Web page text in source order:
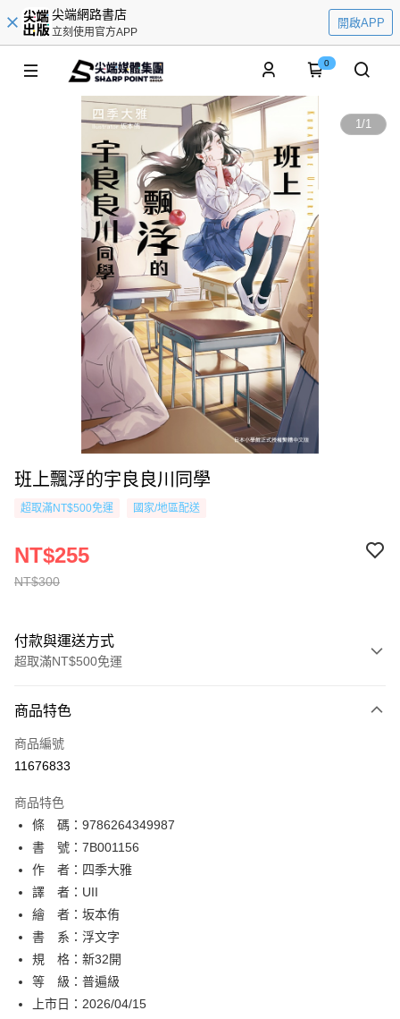
尖端網路書店
立刻使用官方APP
開啟APP
0
1/1
班上飄浮的宇良良川同學
超取滿NT$500免運 國家/地區配送
NT$300
NT$255
付款與運送方式
超取滿NT$500免運
信用卡一次付款
超商取貨付款
相關說明
【關於「AFTEE先享後付」】
AFTEE先享後付是「在收到商品之後才付款」的支付方式。 讓您購物簡單
便利好安心！
１．簡單：不需註冊會員、不需綁卡、不需儲值。
２．便利：只要手機號碼，簡訊認證，即可結帳。
３．安心：先確認商品／服務後，再付款。
【「AFTEE先享後付」結帳流程】
１．於結帳方式選擇「AFTEE先享後付」後，將跳轉至「AFTEE先享後付」
結帳頁面，進行簡訊認證並確認金額後，即可完成結帳。
２．訂單成立數日內，您將收到繳費通知簡訊。
３．收到繳費通知簡訊後14天內，點擊此簡訊中的連結，可透過四大超商／
ATM付款
運送方式
全家取貨付款
每筆NT$80，滿NT$500(含以上)免運費
付款後全家取貨
每筆NT$80，滿NT$500(含以上)免運費
商品特色
商品編號
11676833
商品特色
條 碼：9786264349987
書 號：7B001156
作 者：四季大雅
譯 者：UII
繪 者：坂本侑
書 系：浮文字
規 格：新32開
等 級：普遍級
上市日：2026/04/15